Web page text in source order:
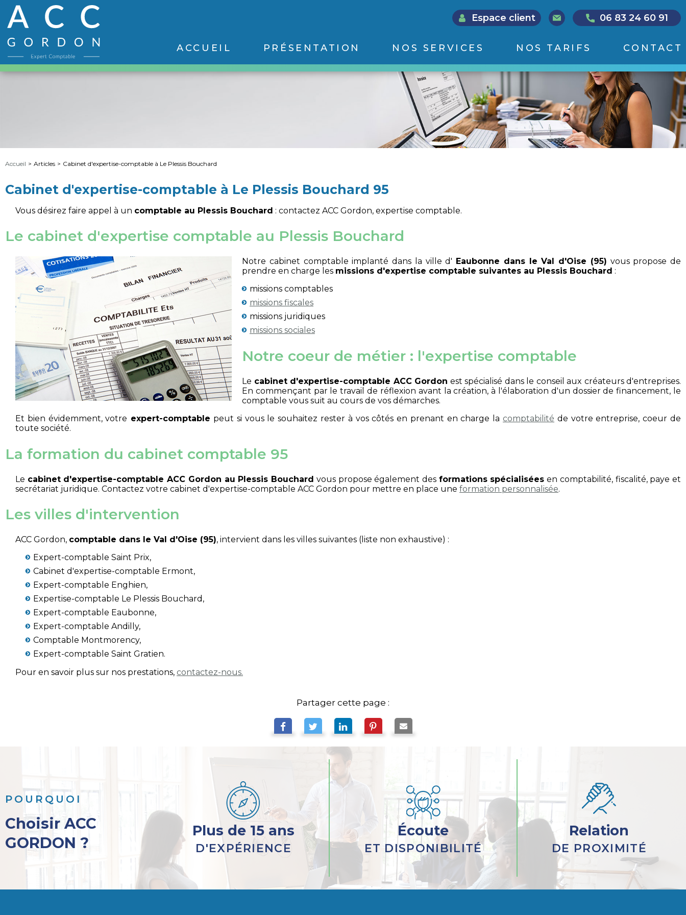
Espace client 06 83 24 60 91
ACCUEIL PRÉSENTATION NOS SERVICES NOS TARIFS CONTACT
Accueil > Articles > Cabinet d'expertise-comptable à Le Plessis Bouchard
Cabinet d'expertise-comptable à Le Plessis Bouchard 95
Vous désirez faire appel à un comptable au Plessis Bouchard : contactez ACC Gordon, expertise comptable.
Le cabinet d'expertise comptable au Plessis Bouchard
Notre cabinet comptable implanté dans la ville d' Eaubonne dans le Val d'Oise (95) vous propose de
prendre en charge les missions d'expertise comptable suivantes au Plessis Bouchard :
missions comptables
missions fiscales
missions juridiques
missions sociales
Notre coeur de métier : l'expertise comptable
Le cabinet d'expertise-comptable ACC Gordon est spécialisé dans le conseil aux créateurs d'entreprises.
En commençant par le travail de réflexion avant la création, à l'élaboration d'un dossier de financement, le
comptable vous suit au cours de vos démarches.
Et bien évidemment, votre expert-comptable peut si vous le souhaitez rester à vos côtés en prenant en charge lacomptabilité de votre entreprise, coeur de
toute société.
La formation du cabinet comptable 95
Le cabinet d'expertise-comptable ACC Gordon au Plessis Bouchard vous propose également des formations spécialisées en comptabilité, fiscalité, paye et
secrétariat juridique. Contactez votre cabinet d'expertise-comptable ACC Gordon pour mettre en place une formation personnalisée.
Les villes d'intervention
ACC Gordon, comptable dans le Val d'Oise (95), intervient dans les villes suivantes (liste non exhaustive) :
Expert-comptable Saint Prix,
Cabinet d'expertise-comptable Ermont,
Expert-comptable Enghien,
Expertise-comptable Le Plessis Bouchard,
Expert-comptable Eaubonne,
Expert-comptable Andilly,
Comptable Montmorency,
Expert-comptable Saint Gratien.
Pour en savoir plus sur nos prestations, contactez-nous.
Partager cette page :
POURQUOI
Choisir ACC
GORDON ?
Plus de 15 ans
D'EXPÉRIENCE
Écoute
ET DISPONIBILITÉ
Relation
DE PROXIMITÉ